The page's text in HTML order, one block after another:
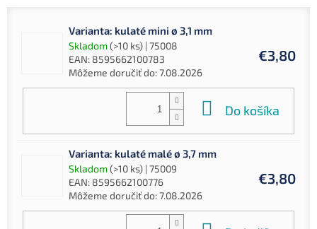
Varianta: kulaté mini ø 3,1 mm
Skladom(>10 ks) | 75008
EAN: 8595662100783
Môžeme doručiť do:7.08.2026
€3,80
Do košíka
Varianta: kulaté malé ø 3,7 mm
Skladom(>10 ks) | 75009
EAN: 8595662100776
Môžeme doručiť do:7.08.2026
€3,80